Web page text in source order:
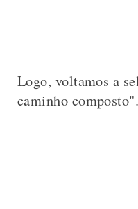
Logo, voltamos a
caminho composto".